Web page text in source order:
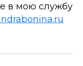
в мою службу